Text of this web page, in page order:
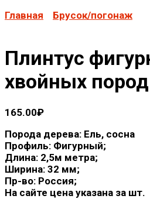
Главная Брусок/погонаж
Плинтус
хвойных
165.00₽
Порода дерева: Ель, сосна
Профиль: Фигурный;
Длина: 2,5м метра;
Ширина: 32 мм;
Пр-во: Россия;
На сайте цена указана за шт.